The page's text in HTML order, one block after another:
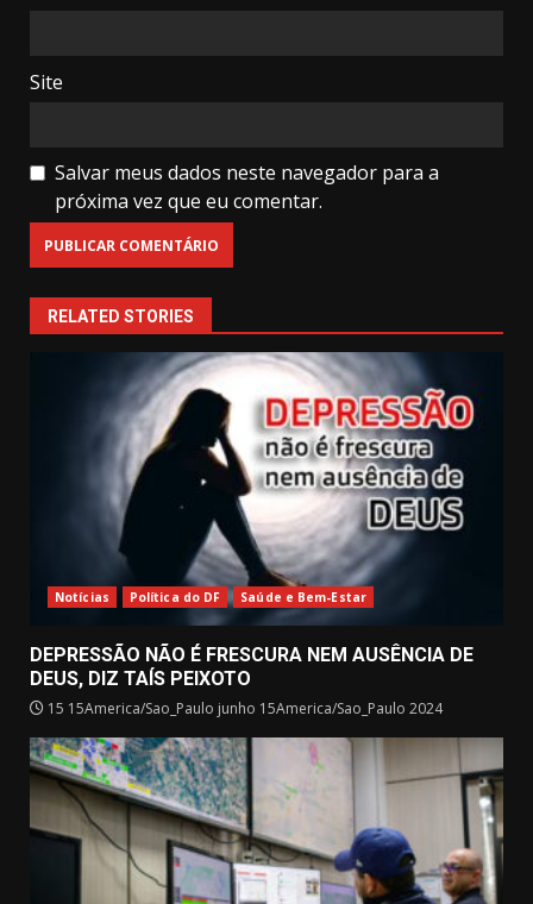
Site
Salvar meus dados neste navegador para a
próxima vez que eu comentar.
RELATED STORIES
Notícias Política do DF Saúde e Bem-Estar
DEPRESSÃO NÃO É FRESCURA NEM AUSÊNCIA DE
DEUS, DIZ TAÍS PEIXOTO
15 15America/Sao_Paulo junho 15America/Sao_Paulo 2024